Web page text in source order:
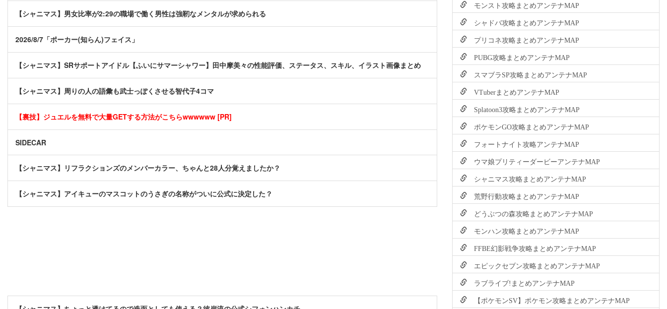
【シャニマス】男女比率が2:29の職場で働く男性は強靭なメンタルが求められる
2026/8/7「ポーカー(知らん)フェイス」
【シャニマス】SRサポートアイドル【ふいにサマーシャワー】田中摩美々の性能評価、ステータス、スキル、イラスト画像まとめ
【シャニマス】周りの人の語彙も武士っぽくさせる智代子4コマ
【裏技】ジュエルを無料で大量GETする方法がこちらwwwwww [PR]
SIDECAR
【シャニマス】リフラクションズのメンバーカラー、ちゃんと28人分覚えましたか？
【シャニマス】アイキューのマスコットのうさぎの名称がついに公式に決定した？
モンスト攻略まとめアンテナMAP
シャドバ攻略まとめアンテナMAP
プリコネ攻略まとめアンテナMAP
PUBG攻略まとめアンテナMAP
スマブラSP攻略まとめアンテナMAP
VTuberまとめアンテナMAP
Splatoon3攻略まとめアンテナMAP
ポケモンGO攻略まとめアンテナMAP
フォートナイト攻略アンテナMAP
ウマ娘プリティーダービーアンテナMAP
シャニマス攻略まとめアンテナMAP
荒野行動攻略まとめアンテナMAP
どうぶつの森攻略まとめアンテナMAP
モンハン攻略まとめアンテナMAP
FFBE幻影戦争攻略まとめアンテナMAP
エピックセブン攻略まとめアンテナMAP
ラブライブ!まとめアンテナMAP
【ポケモンSV】ポケモン攻略まとめアンテナMAP